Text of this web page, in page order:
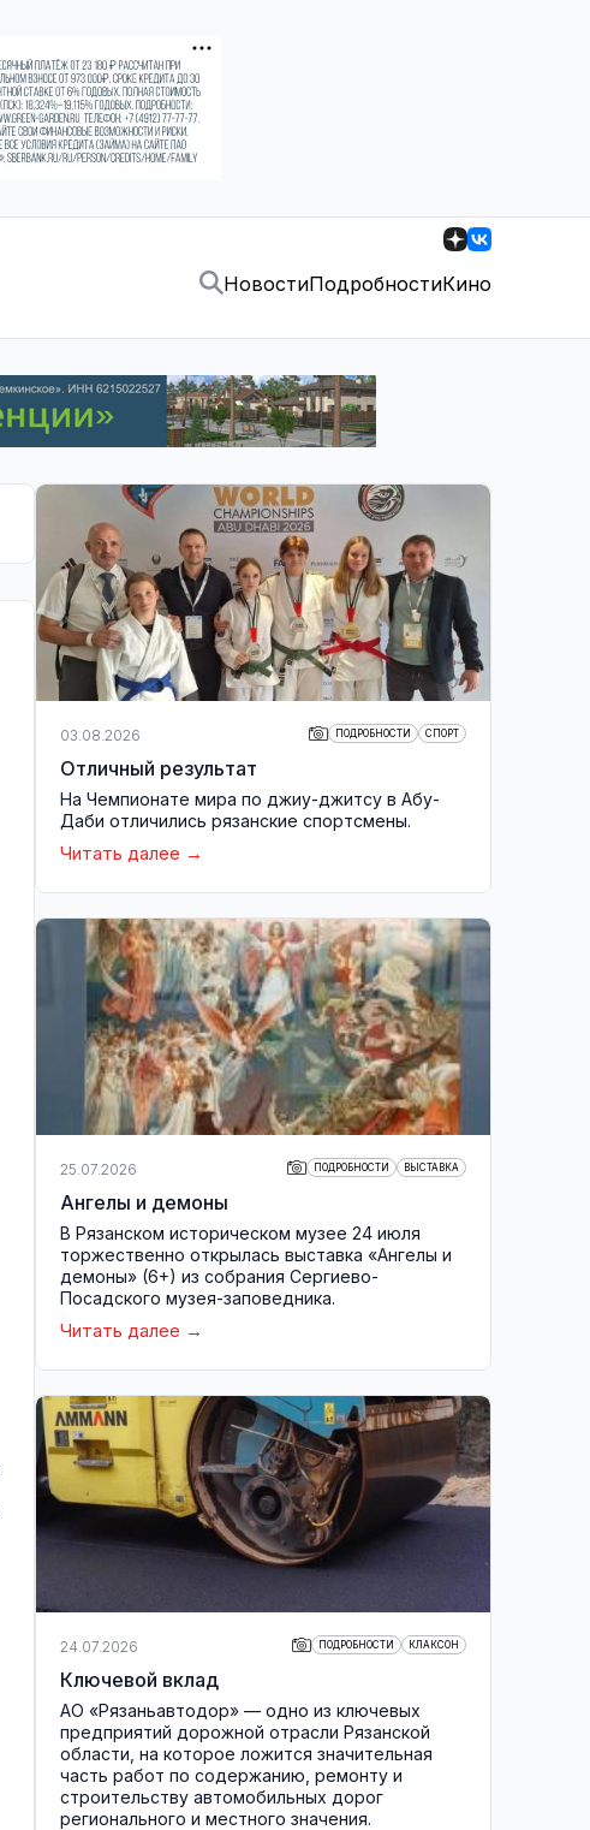
НовостиПодробностиКино
03.08.2026 ПОДРОБНОСТИ СПОРТ
Отличный результат
На Чемпионате мира по джиу-джитсу в Абу-
Даби отличились рязанские спортсмены.
Читать далее
25.07.2026 ПОДРОБНОСТИ ВЫСТАВКА
Ангелы и демоны
В Рязанском историческом музее 24 июля
торжественно открылась выставка «Ангелы и
демоны» (6+) из собрания Сергиево-
Посадского музея-заповедника.
Читать далее
24.07.2026 ПОДРОБНОСТИ КЛАКСОН
Ключевой вклад
АО «Рязаньавтодор» — одно из ключевых
предприятий дорожной отрасли Рязанской
области, на которое ложится значительная
часть работ по содержанию, ремонту и
строительству автомобильных дорог
регионального и местного значения.